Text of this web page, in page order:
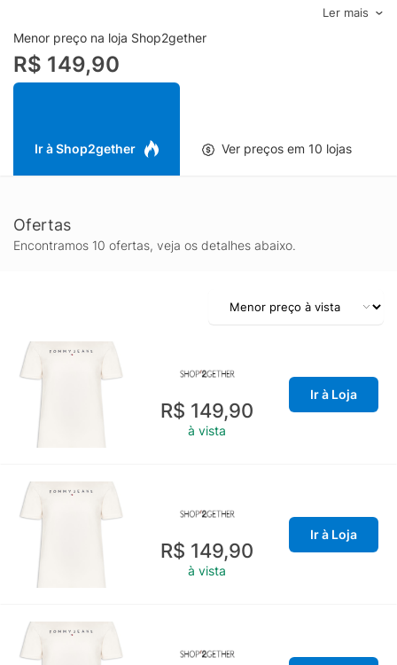
máquina.Composição: 100% Algodão Cor: BrancoMarca:
Tommy Jeans
Ler mais
Menor preço na loja Shop2gether
R$ 149,90
Ir à Shop2gether Ver preços em 10 lojas
Ofertas
Encontramos 10 ofertas, veja os detalhes abaixo.
R$ 149,90
à vista
Ir à Loja
R$ 149,90
à vista
Ir à Loja